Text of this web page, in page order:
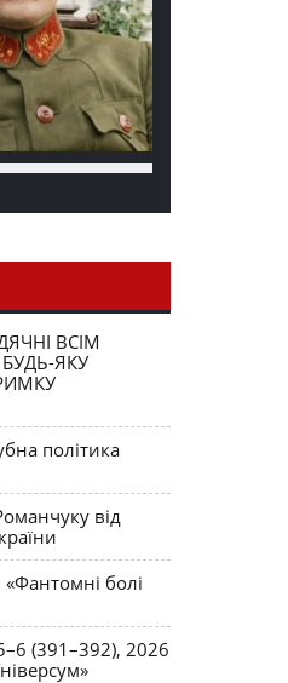
ВСІМ
ЯКУ
політика
від
болі
(391–392), 2026